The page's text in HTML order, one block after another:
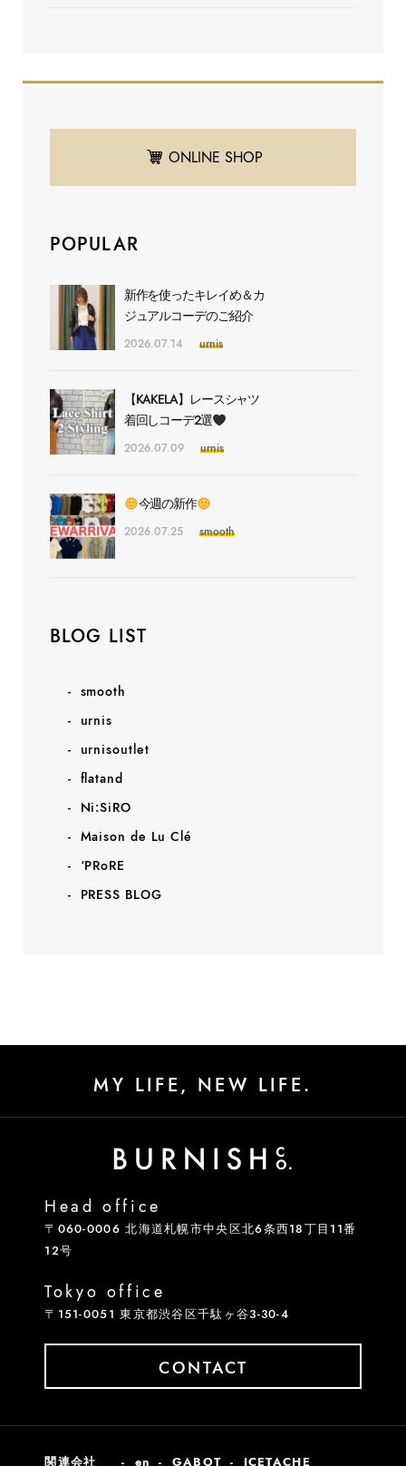
ONLINE SHOP
POPULAR
新作を使ったキレイめ＆カ
ジュアルコーデのご紹介
2026.07.14 urnis
【KAKELA】レースシャツ
着回しコーデ2選
2026.07.09 urnis
今週の新作
2026.07.25 smooth
BLOG LIST
smooth
urnis
urnisoutlet
flatand
Ni:SiRO
Maison de Lu Clé
‘PRoRE
PRESS BLOG
MY LIFE, NEW LIFE.
関連会社 en GABOT ICETACHE
Head office
〒060-0006 北海道札幌市中央区北6条西18丁目11番
12号
Tokyo office
〒151-0051 東京都渋谷区千駄ヶ谷3-30-4
CONTACT